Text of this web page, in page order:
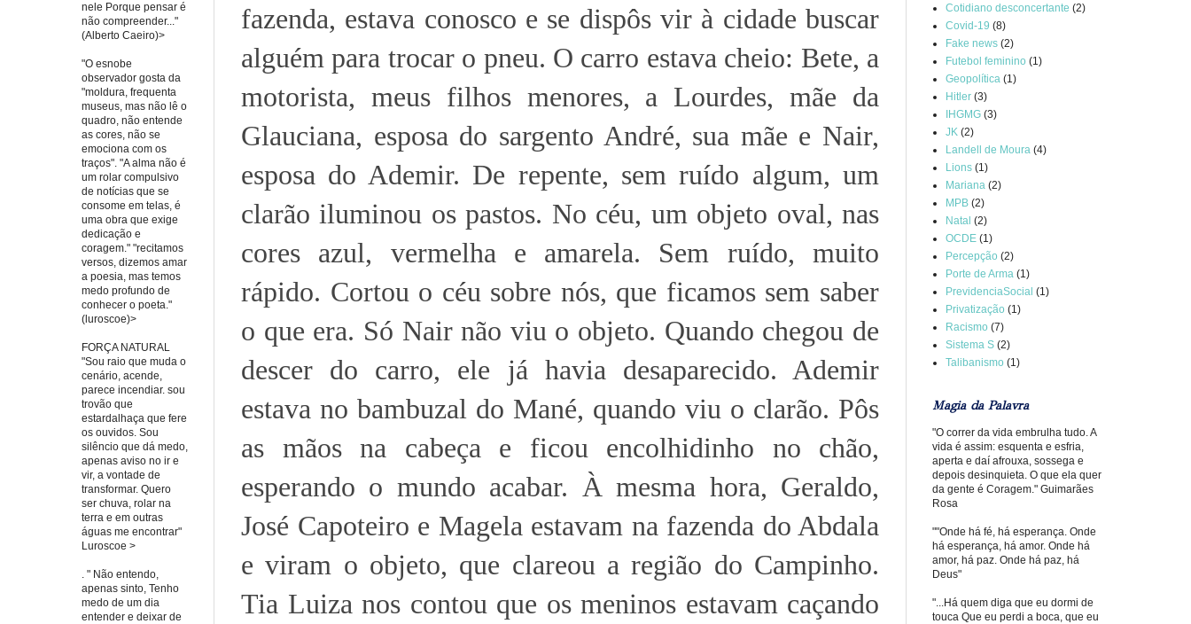
fazenda, estava conosco e se dispôs vir à cidade buscar
alguém para trocar o pneu. O carro estava cheio: Bete, a
motorista, meus filhos menores, a Lourdes, mãe da
Glauciana, esposa do sargento André, sua mãe e Nair,
esposa do Ademir. De repente, sem ruído algum, um
clarão iluminou os pastos. No céu, um objeto oval, nas
cores azul, vermelha e amarela. Sem ruído, muito
rápido. Cortou o céu sobre nós, que ficamos sem saber
o que era. Só Nair não viu o objeto. Quando chegou de
descer do carro, ele já havia desaparecido. Ademir
estava no bambuzal do Mané, quando viu o clarão. Pôs
as mãos na cabeça e ficou encolhidinho no chão,
esperando o mundo acabar. À mesma hora, Geraldo,
José Capoteiro e Magela estavam na fazenda do Abdala
e viram o objeto, que clareou a região do Campinho.
Tia Luiza nos contou que os meninos estavam caçando
nele Porque pensar é
não compreender..."
(Alberto Caeiro)>
"O esnobe
observador gosta da
"moldura, frequenta
museus, mas não lê o
quadro, não entende
as cores, não se
emociona com os
traços". "A alma não é
um rolar compulsivo
de notícias que se
consome em telas, é
uma obra que exige
dedicação e
coragem." "recitamos
versos, dizemos amar
a poesia, mas temos
medo profundo de
conhecer o poeta."
(luroscoe)>
FORÇA NATURAL
"Sou raio que muda o
cenário, acende,
parece incendiar. sou
trovão que
estardalhaça que fere
os ouvidos. Sou
silêncio que dá medo,
apenas aviso no ir e
vir, a vontade de
transformar. Quero
ser chuva, rolar na
terra e em outras
águas me encontrar"
Luroscoe >
. " Não entendo,
apenas sinto, Tenho
medo de um dia
entender e deixar de
Cotidiano desconcertante (2)
Covid-19 (8)
Fake news (2)
Futebol feminino (1)
Geopolítica (1)
Hitler (3)
IHGMG (3)
JK (2)
Landell de Moura (4)
Lions (1)
Mariana (2)
MPB (2)
Natal (2)
OCDE (1)
Percepção (2)
Porte de Arma (1)
PrevidenciaSocial (1)
Privatização (1)
Racismo (7)
Sistema S (2)
Talibanismo (1)
Magia da Palavra
"O correr da vida embrulha tudo. A
vida é assim: esquenta e esfria,
aperta e daí afrouxa, sossega e
depois desinquieta. O que ela quer
da gente é Coragem." Guimarães
Rosa
""Onde há fé, há esperança. Onde
há esperança, há amor. Onde há
amor, há paz. Onde há paz, há
Deus"
"...Há quem diga que eu dormi de
touca Que eu perdi a boca, que eu